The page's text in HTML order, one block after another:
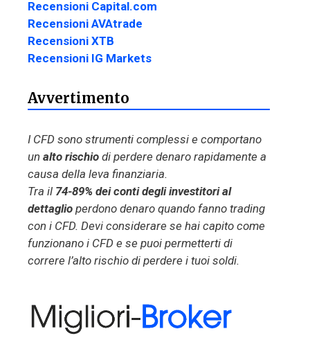
Recensioni Capital.com
Recensioni AVAtrade
Recensioni XTB
Recensioni IG Markets
Avvertimento
I CFD sono strumenti complessi e comportano
un alto rischio di perdere denaro rapidamente a
causa della leva finanziaria.
Tra il 74-89% dei conti degli investitori al
dettaglio perdono denaro quando fanno trading
con i CFD. Devi considerare se hai capito come
funzionano i CFD e se puoi permetterti di
correre l’alto rischio di perdere i tuoi soldi.